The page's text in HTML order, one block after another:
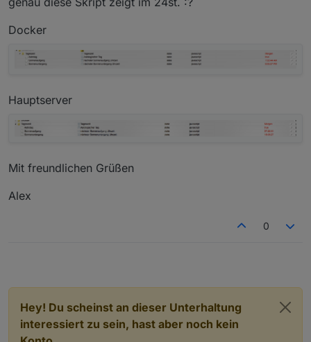
Docker
Hauptserver
Mit freundlichen Grüßen
Alex
0
Hey! Du scheinst an dieser Unterhaltung
interessiert zu sein, hast aber noch kein